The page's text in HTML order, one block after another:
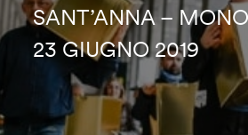
SANT’ANNA –
23 GIUGNO 2019